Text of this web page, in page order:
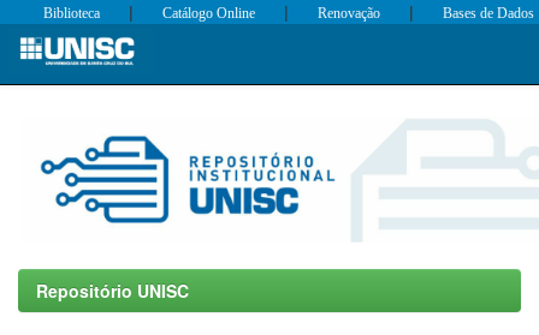
Skip
Biblioteca | Catálogo Online | Renovação | Bases de Dados
Repositório UNISC